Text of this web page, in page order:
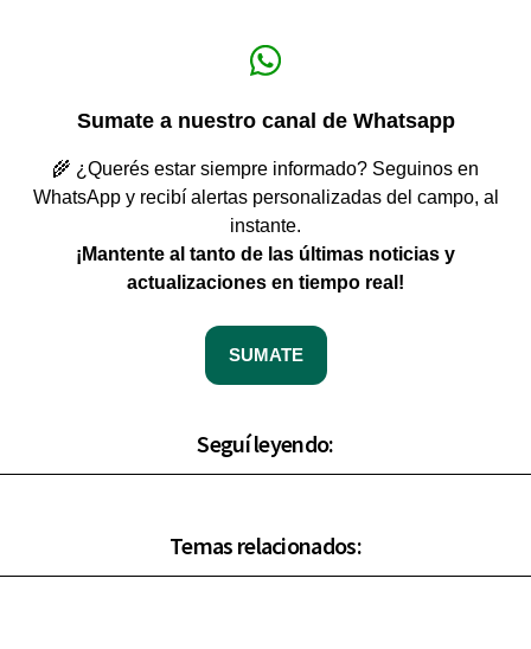
Sumate a nuestro canal de Whatsapp
🌾 ¿Querés estar siempre informado? Seguinos en
WhatsApp y recibí alertas personalizadas del campo, al
instante.
¡Mantente al tanto de las últimas noticias y
actualizaciones en tiempo real!
SUMATE
Seguí leyendo:
Temas relacionados: